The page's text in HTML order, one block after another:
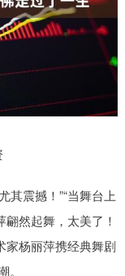
其震撼！”“当舞台上
翩然起舞，太美了！
家杨丽萍携经典舞剧